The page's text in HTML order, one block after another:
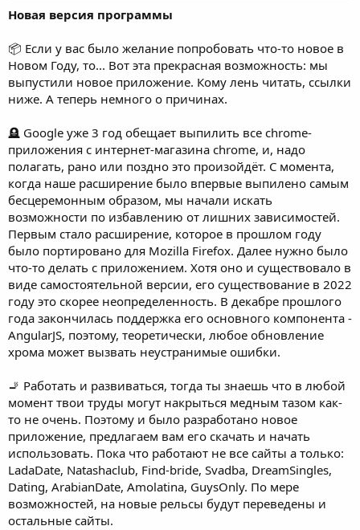
Новая версия программы
📦 Если у вас было желание попробовать что-то новое в
Новом Году, то... Вот эта прекрасная возможность: мы
выпустили новое приложение. Кому лень читать, ссылки
ниже. А теперь немного о причинах.
🪦 Google уже 3 год обещает выпилить все chrome-
приложения с интернет-магазина chrome, и, надо
полагать, рано или поздно это произойдёт. С момента,
когда наше расширение было впервые выпилено самым
бесцеремонным образом, мы начали искать
возможности по избавлению от лишних зависимостей.
Первым стало расширение, которое в прошлом году
было портировано для Mozilla Firefox. Далее нужно было
что-то делать с приложением. Хотя оно и существовало в
виде самостоятельной версии, его существование в 2022
году это скорее неопределенность. В декабре прошлого
года закончилась поддержка его основного компонента -
AngularJS, поэтому, теоретически, любое обновление
хрома может вызвать неустранимые ошибки.
🚬 Работать и развиваться, тогда ты знаешь что в любой
момент твои труды могут накрыться медным тазом как-
то не очень. Поэтому и было разработано новое
приложение, предлагаем вам его скачать и начать
использовать. Пока что работают не все сайты а только:
LadaDate, Natashaclub, Find-bride, Svadba, DreamSingles,
Dating, ArabianDate, Amolatina, GuysOnly. По мере
возможностей, на новые рельсы будут переведены и
остальные сайты.